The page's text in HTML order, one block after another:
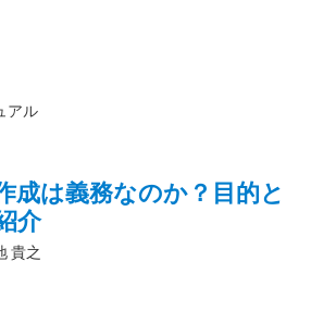
アル
成は義務なのか？目的と
介
貴之